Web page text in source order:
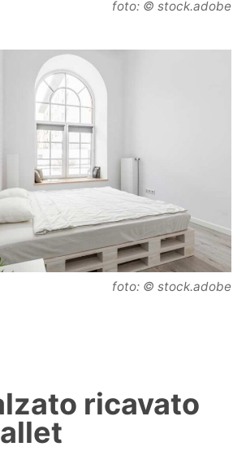
foto: © stock.adobe
foto: © stock.adobe
ricavato